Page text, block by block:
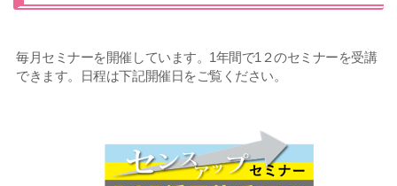
毎月セミナーを開催しています。1年間で1２のセミナーを受講
できます。日程は下記開催日をご覧ください。